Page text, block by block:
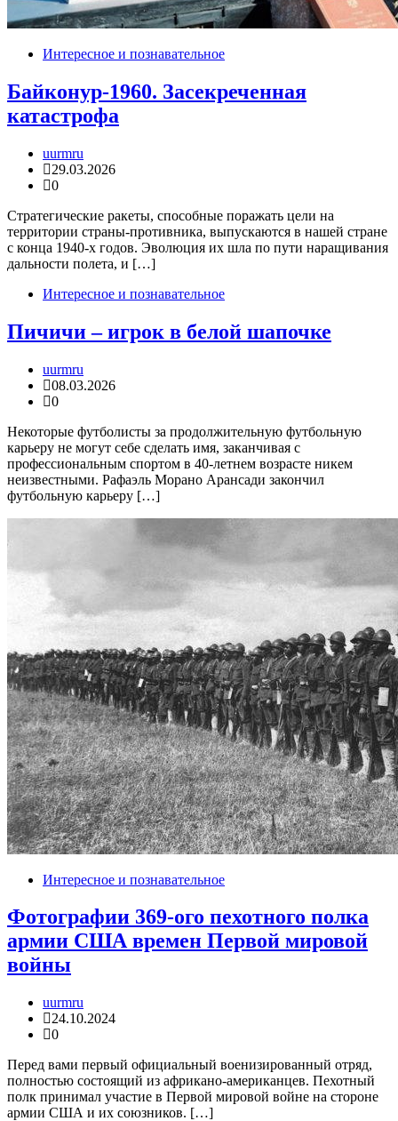
Интересное и познавательное
Байконур-1960. Засекреченная
катастрофа
uurmru
29.03.2026
0
Стратегические ракеты, способные поражать цели на
территории страны-противника, выпускаются в нашей стране
с конца 1940-х годов. Эволюция их шла по пути наращивания
дальности полета, и […]
Интересное и познавательное
Пичичи – игрок в белой шапочке
uurmru
08.03.2026
0
Некоторые футболисты за продолжительную футбольную
карьеру не могут себе сделать имя, заканчивая с
профессиональным спортом в 40-летнем возрасте никем
неизвестными. Рафаэль Морано Арансади закончил
футбольную карьеру […]
Интересное и познавательное
Фотографии 369-ого пехотного полка
армии США времен Первой мировой
войны
uurmru
24.10.2024
0
Перед вами первый официальный военизированный отряд,
полностью состоящий из африкано-американцев. Пехотный
полк принимал участие в Первой мировой войне на стороне
армии США и их союзников. […]